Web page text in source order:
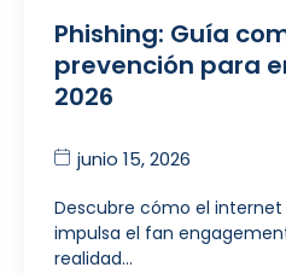
Phishing: Guía
prevención para
2026
junio 15, 2026
Descubre cómo el
impulsa el fan
realidad…